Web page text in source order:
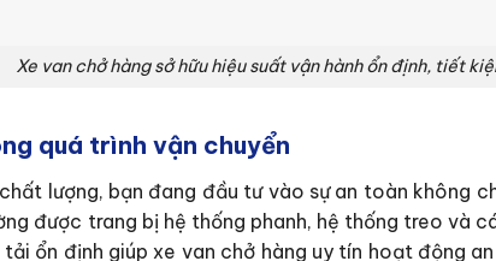
Xe van chở hàng sở hữu hiệu suất vận hành ổn định, tiết
quá trình vận chuyển
chất lượng, bạn đang đầu tư vào sự an toàn không
được trang bị hệ thống phanh, hệ thống treo và
ổn định giúp xe van chở hàng uy tín hoạt động